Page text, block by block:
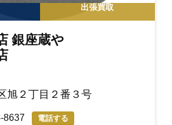
出張買取
銀座蔵や
旭２丁目２番３号
8637 電話する